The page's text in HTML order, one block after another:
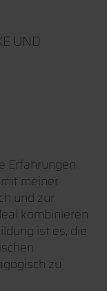
UND
Erfahrungen
meiner
und zur
kombinieren
ist es, die
zu